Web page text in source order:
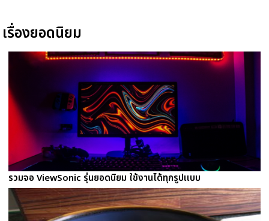
เรื่องยอดนิยม
รวมจอ ViewSonic รุ่นยอดนิยม ใช้งานได้ทุกรูปเเบบ